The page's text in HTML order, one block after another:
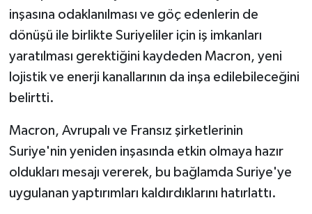
inşasına odaklanılması ve göç edenlerin de
dönüşü ile birlikte Suriyeliler için iş imkanları
yaratılması gerektiğini kaydeden Macron, yeni
lojistik ve enerji kanallarının da inşa edilebileceğini
belirtti.
Macron, Avrupalı ve Fransız şirketlerinin
Suriye'nin yeniden inşasında etkin olmaya hazır
oldukları mesajı vererek, bu bağlamda Suriye'ye
uygulanan yaptırımları kaldırdıklarını hatırlattı.